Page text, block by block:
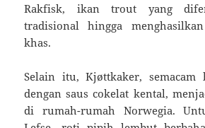
Rakfisk, ikan trout yang
tradisional hingga
khas.
Selain itu, Kjøttkaker, semacam
dengan saus cokelat kental,
di rumah-rumah Norwegia.